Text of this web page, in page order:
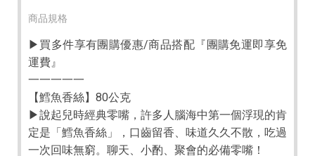
商品規格
▶買多件享有團購優惠/商品搭配『團購免運即享免
運費』
一一一一一
【鱈魚香絲】80公克
▶說起兒時經典零嘴，許多人腦海中第一個浮現的肯
定是「鱈魚香絲」，口齒留香、味道久久不散，吃過
一次回味無窮。聊天、小酌、聚會的必備零嘴！